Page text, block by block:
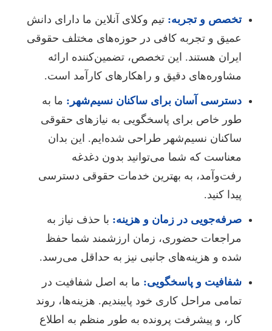
تخصص و تجربه: تیم وکلای آنلاین ما دارای دانش
عمیق و تجربه کافی در حوزه‌های مختلف حقوقی
ایران هستند. این تخصص، تضمین‌کننده ارائه
مشاوره‌های دقیق و راهکارهای کارآمد است.
دسترسی آسان برای ساکنان نسیم‌شهر: ما به
طور خاص برای پاسخگویی به نیازهای حقوقی
ساکنان نسیم‌شهر طراحی شده‌ایم. این بدان
معناست که شما می‌توانید بدون دغدغه
رفت‌وآمد، به بهترین خدمات حقوقی دسترسی
پیدا کنید.
صرفه‌جویی در زمان و هزینه: با حذف نیاز به
مراجعات حضوری، زمان ارزشمند شما حفظ
شده و هزینه‌های جانبی نیز به حداقل می‌رسد.
شفافیت و پاسخگویی: ما به اصل شفافیت در
تمامی مراحل کاری خود پایبندیم. هزینه‌ها، روند
کار، و پیشرفت پرونده به طور منظم به اطلاع